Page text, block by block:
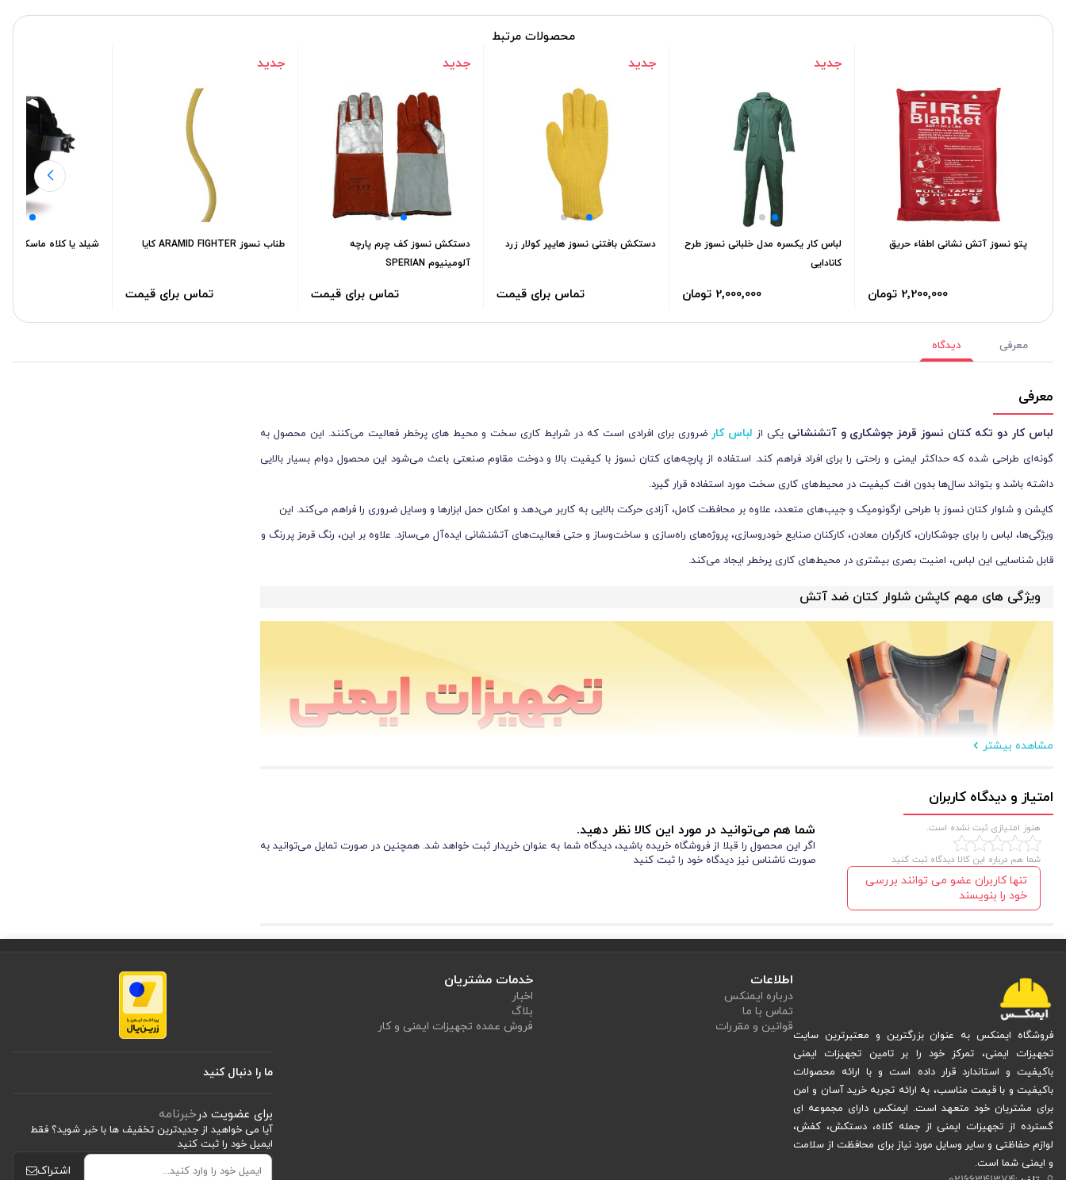
محصولات مرتبط
پتو نسوز آتش نشانی اطفاء حریق
2٬200٬000 تومان
جدید
لباس کار یکسره مدل خلبانی نسوز طرح
کانادایی
2٬000٬000 تومان
جدید
دستکش بافتنی نسوز هایپر کولار زرد
تماس برای قیمت
جدید
دستکش نسوز کف چرم پارچه
آلومینیوم SPERIAN
تماس برای قیمت
جدید
طناب نسوز ARAMID FIGHTER کایا
تماس برای قیمت
شیلد یا کلاه ماسک
معرفی دیدگاه
معرفی
لباس کار دو تکه کتان نسوز قرمز جوشکاری و آتشنشانییکی از لباس کار ضروری برای افرادی است که در شرایط کاری سخت و محیط‌ های پرخطر فعالیت می‌کنند. این محصول به
گونه‌ای طراحی شده که حداکثر ایمنی و راحتی را برای افراد فراهم کند. استفاده از پارچه‌های کتان نسوز با کیفیت بالا و دوخت مقاوم صنعتی باعث می‌شود این محصول دوام بسیار بالایی
داشته باشد و بتواند سال‌ها بدون افت کیفیت در محیط‌های کاری سخت مورد استفاده قرار گیرد.
کاپشن و شلوار کتان نسوز با طراحی ارگونومیک و جیب‌های متعدد، علاوه بر محافظت کامل، آزادی حرکت بالایی به کاربر می‌دهد و امکان حمل ابزارها و وسایل ضروری را فراهم می‌کند. این
ویژگی‌ها، لباس را برای جوشکاران، کارگران معادن، کارکنان صنایع خودروسازی، پروژه‌های راه‌سازی و ساخت‌وساز و حتی فعالیت‌های آتشنشانی ایده‌آل می‌سازد. علاوه بر این، رنگ قرمز پررنگ و
قابل شناسایی این لباس، امنیت بصری بیشتری در محیط‌های کاری پرخطر ایجاد می‌کند.
ویژگی‌ های مهم کاپشن شلوار کتان ضد آتش
دقیق و استفاده از مواد مرغوب، دوام و مقاومت بسیار بالایی برخوردار است. برخی از ویژگی‌ های کاپشن شلوار کتان نسوز، عبارتند از:
دوخت با کیفیت:
دوخت این کاپشن شلوار بسیار دقیق و با استاندارد های بالا انجام شده است، که باعث افزایش عمر مفید لباس می‌ شود.
مقاومت در برابر باد و شعله:پارچه نسوز این کاپشن شلوار، مقاومت عالی در برابر نفوذ باد و شعله دارد. با این ویژگی برای محیط ‌های کاری پرخطر بسیار مناسب است.
طراحی کاربردی جیب‌ ها: کاپشن شلوار کتان نسوز دارای دو جیب چسبی و دو جیب ساده در کناره ‌ها، یک جیب روی سینه و یک جیب داخلی ساده است. این طراحی
فضای کافی برای نگهداری وسایل ضروری را فراهم می‌کند.
وزن سبک: با وزن تنها 970 گرم، این کاپشن بسیار سبک بوده و آزادی حرکت بالایی را به افراد می ‌دهد.
کاپشن شلوار کتان نسوز جوشکاری با تمام ویژگی ‌های ذکر شده، انتخابی بی‌نظیر برای کسانی است که در محیط‌ های کاری پرخطر فعالیت می‌کنند.
مشخصات ظاهری کاپشن شلوار کتان نسوز جوشکاری
مشاهده بیشتر
امتیاز و دیدگاه کاربران
هنوز امتیازی ثبت نشده است.
شما هم درباره این کالا دیدگاه ثبت کنید
تنها کاربران عضو می توانند بررسی
خود را بنویسند
شما هم می‌توانید در مورد این کالا نظر دهید.
اگر این محصول را قبلا از فروشگاه خریده باشید، دیدگاه شما به عنوان خریدار ثبت خواهد شد. همچنین در صورت تمایل می‌توانید به
صورت ناشناس نیز دیدگاه خود را ثبت کنید
فروشگاه ایمنکس به عنوان بزرگترین و معتبرترین سایت
تجهیزات ایمنی، تمرکز خود را بر تامین تجهیزات ایمنی
باکیفیت و استاندارد قرار داده است و با ارائه محصولات
باکیفیت و با قیمت مناسب، به ارائه تجربه خرید آسان و امن
برای مشتریان خود متعهد است. ایمنکس دارای مجموعه ای
گسترده از تجهیزات ایمنی از جمله کلاه، دستکش، کفش،
لوازم حفاظتی و سایر وسایل مورد نیاز برای محافظت از سلامت
و ایمنی شما است.
اطلاعات
درباره ایمنکس
تماس با ما
قوانین و مقررات
خدمات مشتریان
اخبار
بلاگ
فروش عمده تجهیزات ایمنی و کار
ما را دنبال کنید
برای عضویت درخبرنامه
آیا می خواهید از جدید‌ترین تخفیف‌ ها با‌ خبر شوید؟ فقط
ایمیل خود را ثبت کنید
اشتراک